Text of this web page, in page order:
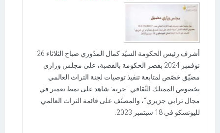
أشرف رئيس الحكومة السيّد كمال المدّوري صباح الثلاثاء 26
نوفمبر 2024 بقصر الحكومة بالقصبة، على مجلس وزاري
مضيّق خصّص لمتابعة تنفيذ توصيات لجنة التراث العالمي
بخصوص الممتلك الثّقافي "جربة: شاهد على نمط تعمير في
مجال ترابي جزيري"، والمصنّف على قائمة التراث العالمي
لليونسكو في 18 سبتمبر 2023.